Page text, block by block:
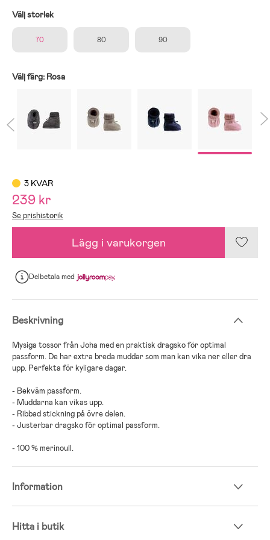
Välj storlek
70 80 90
Välj färg: Rosa
3 KVAR
239 kr
Se prishistorik
Lägg i varukorgen
Delbetalamed
Beskrivning
Mysiga tossor från Joha med en praktisk dragsko för optimal
passform. De har extra breda muddar som man kan vika ner eller dra
upp. Perfekta för kyligare dagar.
- Bekväm passform.
- Muddarna kan vikas upp.
- Ribbad stickning på övre delen.
- Justerbar dragsko för optimal passform.
- 100 % merinoull.
Information
Hitta i butik